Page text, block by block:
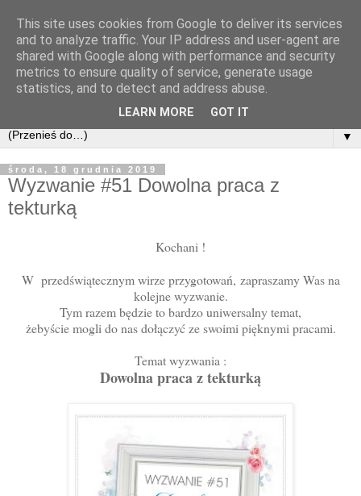
▼
środa, 18 grudnia 2019
Wyzwanie #51 Dowolna praca z
tekturką
Kochani !
W przedświątecznym wirze przygotowań, zapraszamy Was na
kolejne wyzwanie.
Tym razem będzie to bardzo uniwersalny temat,
żebyście mogli do nas dołączyć ze swoimi pięknymi pracami.
Temat wyzwania :
Dowolna praca z tekturką
This site uses cookies from Google to deliver its services
and to analyze traffic. Your IP address and user-agent are
shared with Google along with performance and security
metrics to ensure quality of service, generate usage
statistics, and to detect and address abuse.
LEARN MORE GOT IT